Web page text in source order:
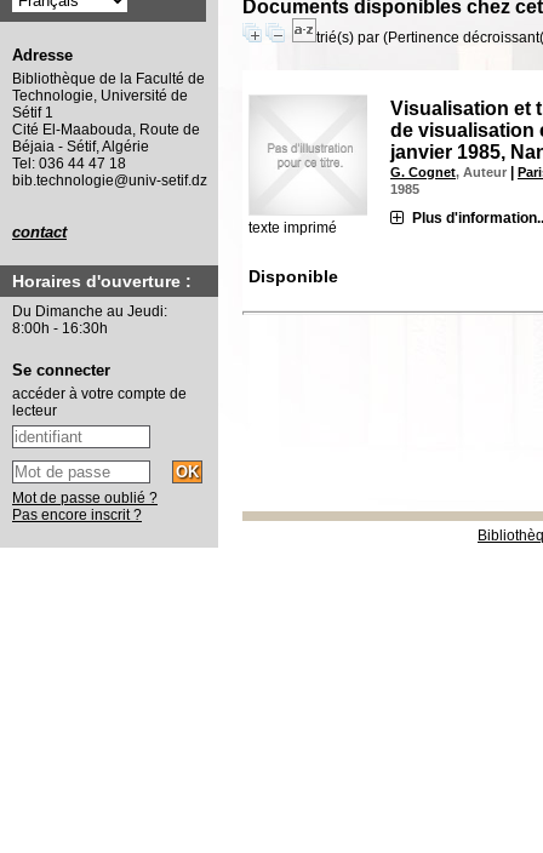
Documents disponibles chez
trié(s) par (Pertinence
texte imprimé
Visualisation et
de visualisation
janvier 1985,
G. Cognet, Auteur |
1985
Plus
Disponible
Adresse
Bibliothèque de la Faculté de
Technologie, Université de
Sétif 1
Cité El-Maabouda, Route de
Béjaia - Sétif, Algérie
Tel: 036 44 47 18
bib.technologie@univ-setif.dz
contact
Horaires d'ouverture :
Du Dimanche au Jeudi:
8:00h - 16:30h
Se connecter
accéder à votre compte de
lecteur
Mot de passe oublié ?
Pas encore inscrit ?